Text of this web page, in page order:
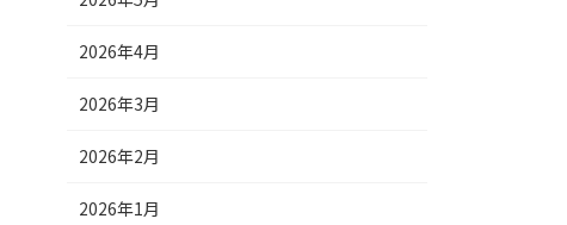
2026年4月
2026年3月
2026年2月
2026年1月